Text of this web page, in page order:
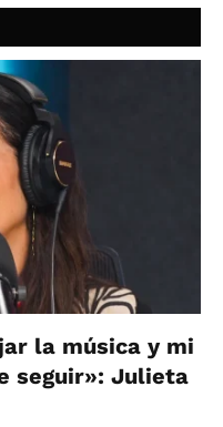
la música y mi
seguir»: Julieta